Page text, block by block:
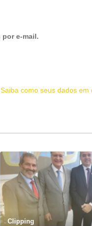
e-mail.
Saiba como seus dados
Clipping